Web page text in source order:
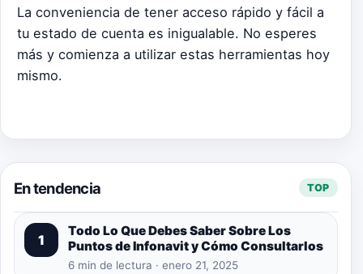
La conveniencia de tener acceso rápido y fácil a
tu estado de cuenta es inigualable. No esperes
más y comienza a utilizar estas herramientas hoy
mismo.
En tendencia TOP
1
Todo Lo Que Debes Saber Sobre Los
Puntos de Infonavit y Cómo Consultarlos
6 min de lectura · enero 21, 2025